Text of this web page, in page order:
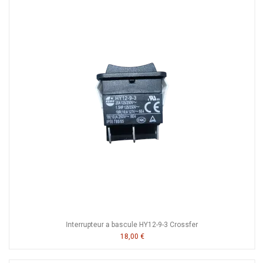
Interrupteur a bascule HY12-9-3 Crossfer
18,00 €